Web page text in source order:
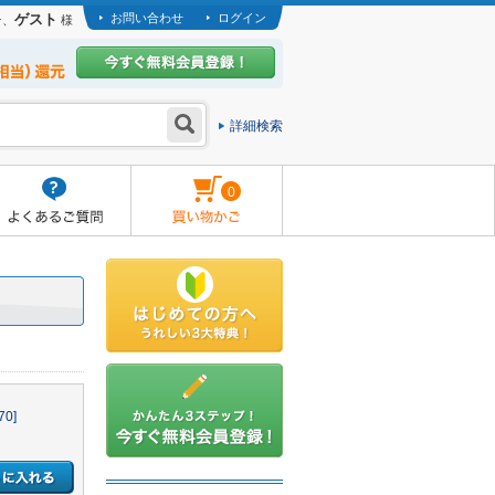
ゲスト 様 お問い合わせ ログイン
詳細検索
0